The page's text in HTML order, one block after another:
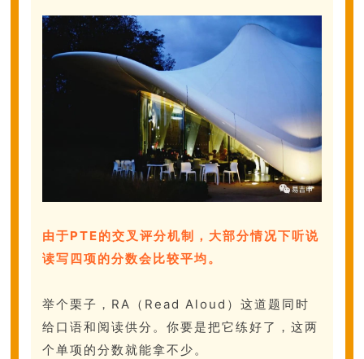
由于PTE的交叉评分机制，大部分情况下听说
读写四项的分数会比较平均。
举个栗子，RA（Read Aloud）这道题同时
给口语和阅读供分。你要是把它练好了，这两
个单项的分数就能拿不少。